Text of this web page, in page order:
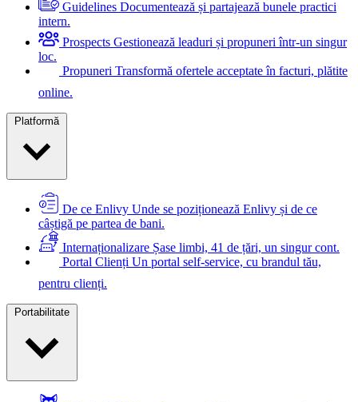
Guidelines Documentează și partajează bunele practici
intern.
Prospects Gestionează leaduri și propuneri într-un singur
loc.
Propuneri Transformă ofertele acceptate în facturi, plătite
online.
De ce Enlivy Unde se poziționează Enlivy și de ce
câștigă pe partea de bani.
Internaționalizare Șase limbi, 41 de țări, un singur cont.
Portal Clienți Un portal self-service, cu brandul tău,
pentru clienți.